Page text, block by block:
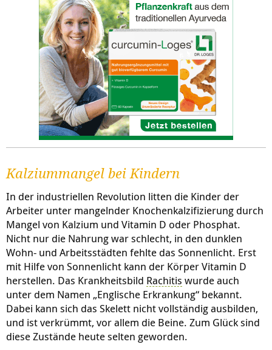
Kalziummangel bei Kindern
In der industriellen Revolution litten die Kinder der
Arbeiter unter mangelnder Knochenkalzifizierung durch
Mangel von Kalzium und Vitamin D oder Phosphat.
Nicht nur die Nahrung war schlecht, in den dunklen
Wohn- und Arbeitsstädten fehlte das Sonnenlicht. Erst
mit Hilfe von Sonnenlicht kann der Körper Vitamin D
herstellen. Das Krankheitsbild Rachitis wurde auch
unter dem Namen „Englische Erkrankung“ bekannt.
Dabei kann sich das Skelett nicht vollständig ausbilden,
und ist verkrümmt, vor allem die Beine. Zum Glück sind
diese Zustände heute selten geworden.